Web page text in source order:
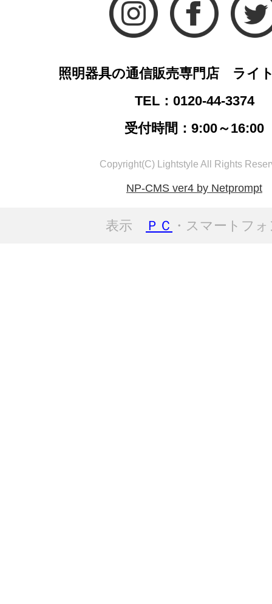
照明器具の通信販売専門店 ライ
TEL：0120-44-3374
受付時間：9:00～16:00
Copyright(C) Lightstyle All Rights
NP-CMS ver4 by Netprompt
表示 ＰＣ ・スマートフ